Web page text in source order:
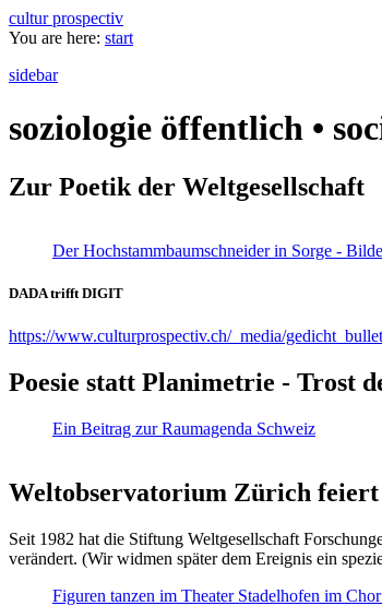
cultur prospectiv
You are here: start
sidebar
soziologie öffentlich •
Zur Poetik der Weltgesellschaft
Der Hochstammbaumschneider in Sorge -
DADA trifft DIGIT
https://www.culturprospectiv.ch/_media/
Poesie statt Planimetrie - Trost
Ein Beitrag zur Raumagenda Schweiz
Weltobservatorium Zürich
Seit 1982 hat die Stiftung Weltgesellschaft
verändert. (Wir widmen später dem Ereignis ein
Figuren tanzen im Theater Stadelhofen im